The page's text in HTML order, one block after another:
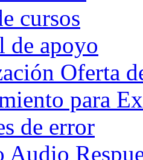
cursos
de apoyo
Oferta
para
de error
Audio